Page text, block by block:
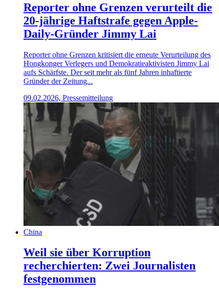
Reporter ohne Grenzen verurteilt die
20-jährige Haftstrafe gegen Apple-
Daily-Gründer Jimmy Lai
Reporter ohne Grenzen kritisiert die erneute Verurteilung des
Hongkonger Verlegers und Demokratieaktivisten Jimmy Lai
aufs Schärfste. Der seit mehr als fünf Jahren inhaftierte
Gründer der Zeitung...
09.02.2026, Pressemitteilung
China
Weil sie über Korruption
recherchierten: Zwei Journalisten
festgenommen